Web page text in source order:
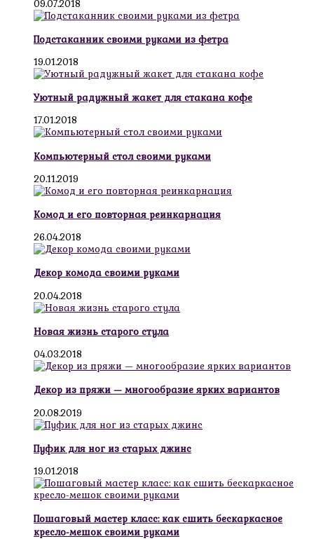
09.07.2018
Подстаканник своими руками из фетра
19.01.2018
Уютный радужный жакет для стакана кофе
17.01.2018
Компьютерный стол своими руками
20.11.2019
Комод и его повторная реинкарнация
26.04.2018
Декор комода своими руками
20.04.2018
Новая жизнь старого стула
04.03.2018
Декор из пряжи — многообразие ярких вариантов
20.08.2019
Пуфик для ног из старых джинс
19.01.2018
Пошаговый мастер класс: как сшить бескаркасное
кресло-мешок своими руками